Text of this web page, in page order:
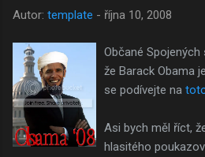
Autor: template - října 10, 2008
Občané
že Barack Obama
se podívejte na
Asi bych měl říct,
hlasitého